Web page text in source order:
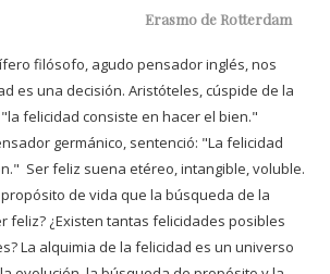
Erasmo de Rotterdam
filósofo, agudo pensador inglés, nos
es una decisión. Aristóteles, cúspide de la
felicidad consiste en hacer el bien."
germánico, sentenció: "La felicidad
Ser feliz suena etéreo, intangible, voluble.
de vida que la búsqueda de la
feliz? ¿Existen tantas felicidades posibles
La alquimia de la felicidad es un universo